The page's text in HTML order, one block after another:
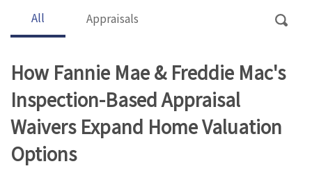
All Appraisals
How Fannie Mae & Freddie Mac's
Inspection-Based Appraisal
Waivers Expand Home Valuation
Options